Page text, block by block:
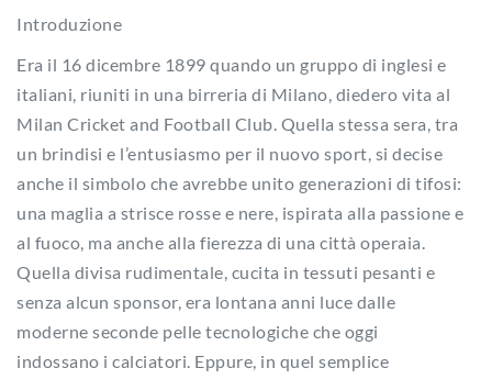
Introduzione
Era il 16 dicembre 1899 quando un gruppo di inglesi e
italiani, riuniti in una birreria di Milano, diedero vita al
Milan Cricket and Football Club. Quella stessa sera, tra
un brindisi e l’entusiasmo per il nuovo sport, si decise
anche il simbolo che avrebbe unito generazioni di tifosi:
una maglia a strisce rosse e nere, ispirata alla passione e
al fuoco, ma anche alla fierezza di una città operaia.
Quella divisa rudimentale, cucita in tessuti pesanti e
senza alcun sponsor, era lontana anni luce dalle
moderne seconde pelle tecnologiche che oggi
indossano i calciatori. Eppure, in quel semplice